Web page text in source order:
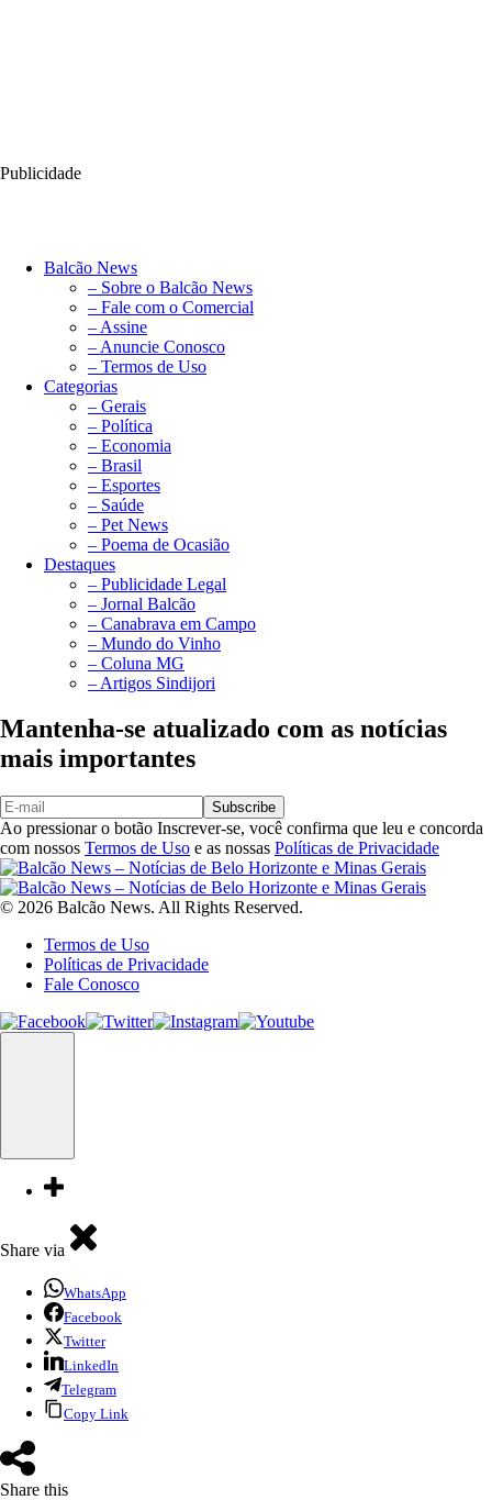
Publicidade
Balcão News
– Sobre o Balcão News
– Fale com o Comercial
– Assine
– Anuncie Conosco
– Termos de Uso
Categorias
– Gerais
– Política
– Economia
– Brasil
– Esportes
– Saúde
– Pet News
– Poema de Ocasião
Destaques
– Publicidade Legal
– Jornal Balcão
– Canabrava em Campo
– Mundo do Vinho
– Coluna MG
– Artigos Sindijori
Mantenha-se atualizado com as notícias
mais importantes
Subscribe
Ao pressionar o botão Inscrever-se, você confirma que leu e concorda
com nossos Termos de Uso e as nossas Políticas de Privacidade
© 2026 Balcão News. All Rights Reserved.
Termos de Uso
Políticas de Privacidade
Fale Conosco
Share via
WhatsApp
Facebook
Twitter
LinkedIn
Telegram
Copy Link
Share this